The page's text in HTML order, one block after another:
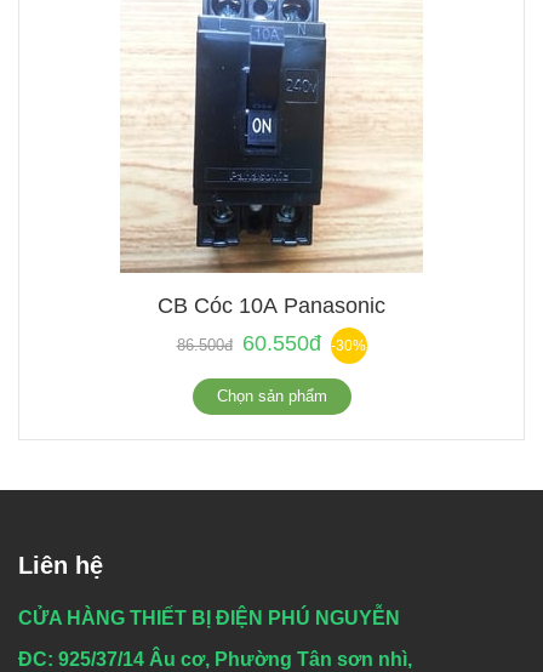
CB Cóc 10A Panasonic
86.500đ 60.550đ -30%
Chọn sản phẩm
Liên hệ
CỬA HÀNG THIẾT BỊ ĐIỆN PHÚ NGUYỄN
ĐC: 925/37/14 Âu cơ, Phường Tân sơn nhì,